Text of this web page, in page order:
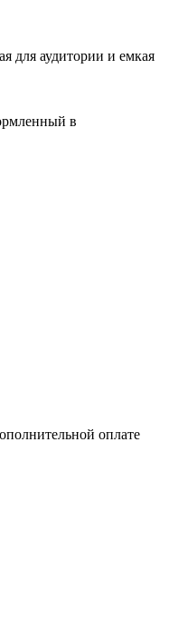
для аудитории и емкая
в
оплате